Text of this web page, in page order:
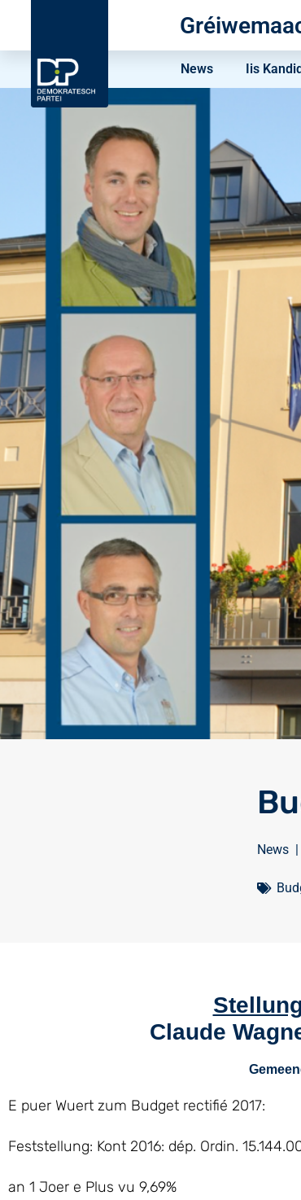
News Iis
News|
Claude
E puer Wuert zum Budget rectifié 2017:
Feststellung: Kont 2016: dép. Ordin.
an 1 Joer e Plus vu 9,69%